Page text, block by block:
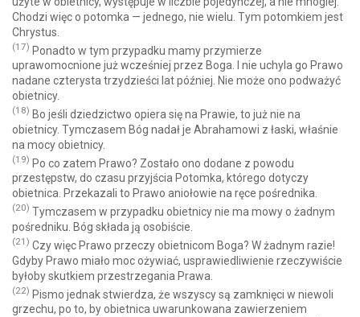
Chodzi więc o potomka — jednego, nie wielu. Tym potomkiem jest
Chrystus.
(17) Ponadto w tym przypadku mamy przymierze
uprawomocnione już wcześniej przez Boga. I nie uchyla go Prawo
nadane czterysta trzydzieści lat później. Nie może ono podważyć
obietnicy.
(18) Bo jeśli dziedzictwo opiera się na Prawie, to już nie na
obietnicy. Tymczasem Bóg nadał je Abrahamowi z łaski, właśnie
na mocy obietnicy.
(19) Po co zatem Prawo? Zostało ono dodane z powodu
przestępstw, do czasu przyjścia Potomka, którego dotyczy
obietnica. Przekazali to Prawo aniołowie na ręce pośrednika.
(20) Tymczasem w przypadku obietnicy nie ma mowy o żadnym
pośredniku. Bóg składa ją osobiście.
(21) Czy więc Prawo przeczy obietnicom Boga? W żadnym razie!
Gdyby Prawo miało moc ożywiać, usprawiedliwienie rzeczywiście
byłoby skutkiem przestrzegania Prawa.
(22) Pismo jednak stwierdza, że wszyscy są zamknięci w niewoli
grzechu, po to, by obietnica uwarunkowana zawierzeniem